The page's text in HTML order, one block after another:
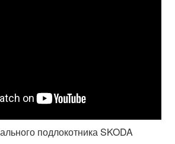
подлокотника SKODA